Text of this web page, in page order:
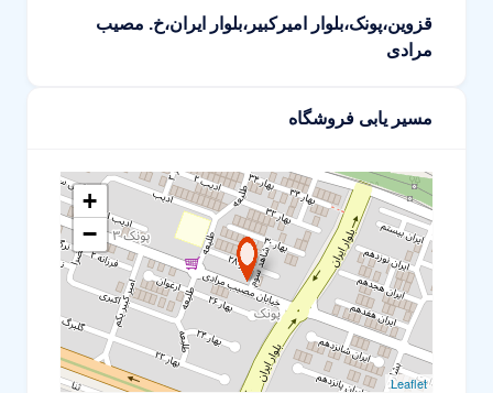
قزوین،پونک،بلوار امیرکبیر،بلوار ایران،خ. مصیب
مرادی
مسیر یابی فروشگاه
+
−
Leaflet